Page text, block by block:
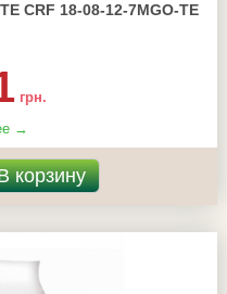
CRF 18-08-12-7MGO-TE
грн.
→
корзину